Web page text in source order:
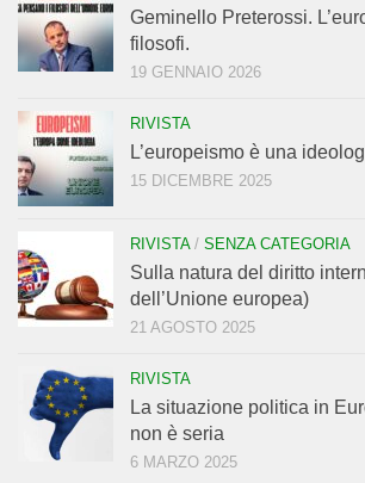
Geminello Preterossi.
filosofi.
19 GENNAIO 2026
RIVISTA
L’europeismo è una
15 DICEMBRE 2025
RIVISTA/ SENZA CATEGORIA
Sulla natura del diritto
dell’Unione europea)
21 AGOSTO 2025
RIVISTA
La situazione politica in
non è seria
6 MARZO 2025